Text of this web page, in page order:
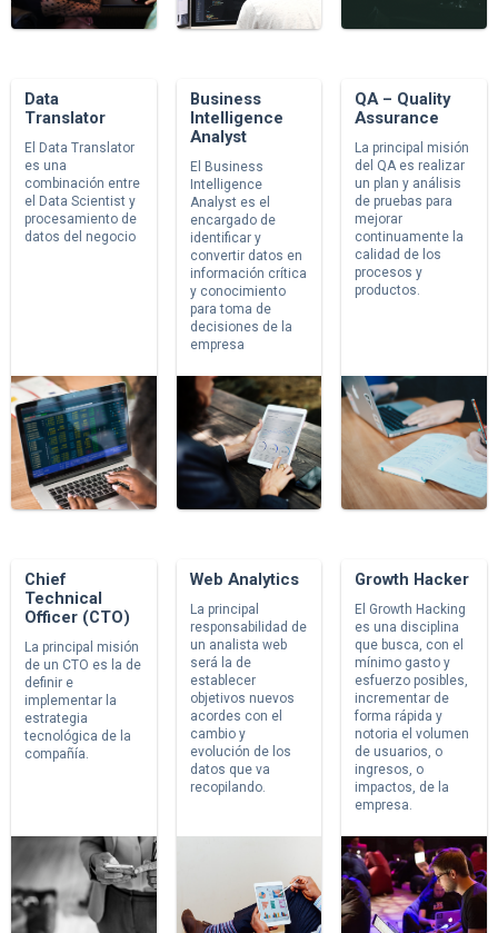
Data
Translator
El Data Translator
es una
combinación entre
el Data Scientist y
procesamiento de
datos del negocio
Business
Intelligence
Analyst
El Business
Intelligence
Analyst es el
encargado de
identificar y
convertir datos en
información crítica
y conocimiento
para toma de
decisiones de la
empresa
QA – Quality
Assurance
La principal misión
del QA es realizar
un plan y análisis
de pruebas para
mejorar
continuamente la
calidad de los
procesos y
productos.
Chief
Technical
Officer (CTO)
La principal misión
de un CTO es la de
definir e
implementar la
estrategia
tecnológica de la
compañía.
Web Analytics
La principal
responsabilidad de
un analista web
será la de
establecer
objetivos nuevos
acordes con el
cambio y
evolución de los
datos que va
recopilando.
Growth Hacker
El Growth Hacking
es una disciplina
que busca, con el
mínimo gasto y
esfuerzo posibles,
incrementar de
forma rápida y
notoria el volumen
de usuarios, o
ingresos, o
impactos, de la
empresa.